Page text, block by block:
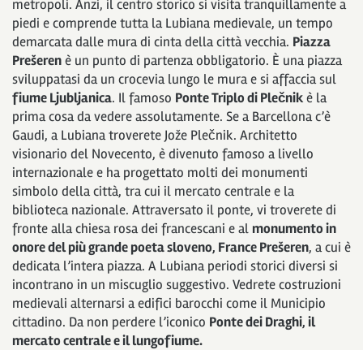
metropoli. Anzi, il centro storico si visita tranquillamente a
piedi e comprende tutta la Lubiana medievale, un tempo
demarcata dalle mura di cinta della città vecchia. Piazza
Prešerenè un punto di partenza obbligatorio. È una piazza
sviluppatasi da un crocevia lungo le mura e si affaccia sul
fiume Ljubljanica. Il famoso Ponte Triplo di Plečnikè la
prima cosa da vedere assolutamente. Se a Barcellona c’è
Gaudi, a Lubiana troverete Jože Plečnik. Architetto
visionario del Novecento, è divenuto famoso a livello
internazionale e ha progettato molti dei monumenti
simbolo della città, tra cui il mercato centrale e la
biblioteca nazionale. Attraversato il ponte, vi troverete di
fronte alla chiesa rosa dei francescani e al monumento in
onore del più grande poeta sloveno, France Prešeren, a cui è
dedicata l’intera piazza. A Lubiana periodi storici diversi si
incontrano in un miscuglio suggestivo. Vedrete costruzioni
medievali alternarsi a edifici barocchi come il Municipio
cittadino. Da non perdere l’iconico Ponte dei Draghi, il
mercato centrale e il lungofiume.